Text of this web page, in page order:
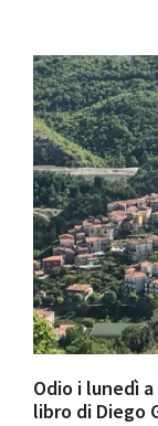
Odio i lunedì
libro di Diego